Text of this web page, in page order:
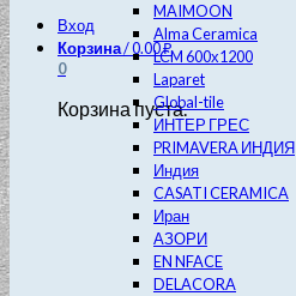
Вход
Корзина/0.00₽
0
Корзина пуста.
MAIMOON
Alma Ceramica
LCM 600х1200
Laparet
Global-tile
ИНТЕР ГРЕС
PRIMAVERA ИНДИЯ
Индия
CASATI CERAMICA
Иран
АЗОРИ
EN NFACE
DELACORA